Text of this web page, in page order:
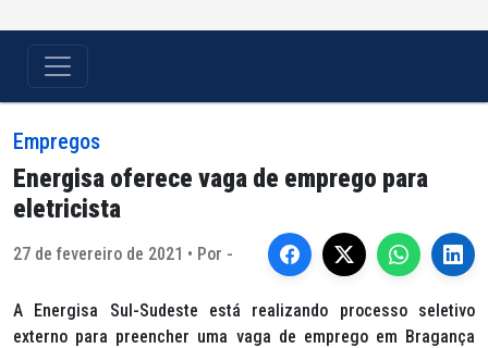
Empregos
Energisa oferece vaga de emprego para
eletricista
27 de fevereiro de 2021 • Por -
A Energisa Sul-Sudeste está realizando processo seletivo
externo para preencher uma vaga de emprego em Bragança